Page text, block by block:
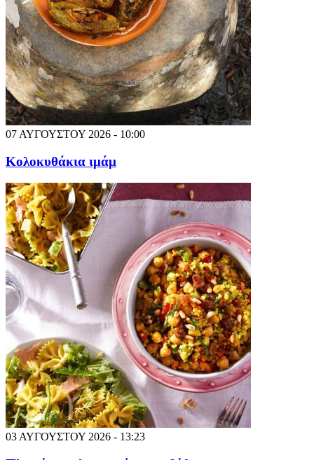
07 ΑΥΓΟΥΣΤΟΥ 2026 - 10:00
Κολοκυθάκια ιμάμ
03 ΑΥΓΟΥΣΤΟΥ 2026 - 13:23